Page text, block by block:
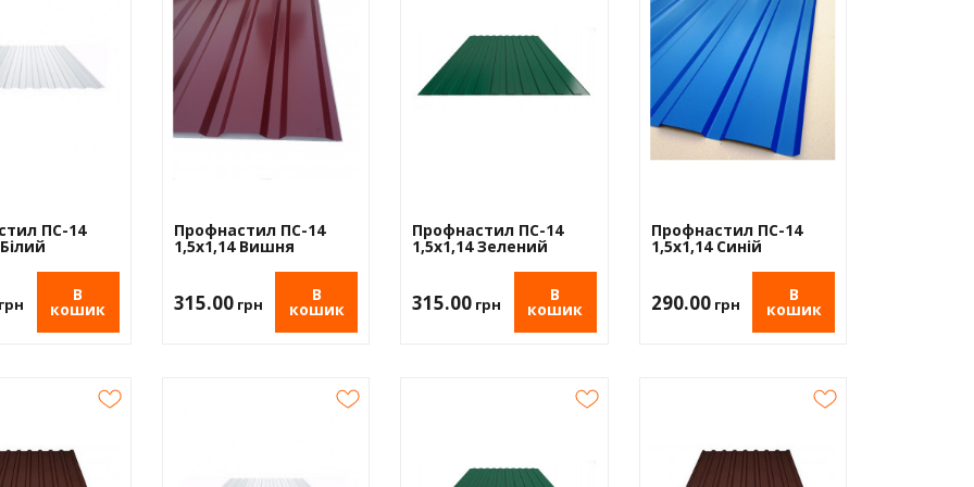
ПС-14
грн В
кошик
Профнастил ПС-14
1,5х1,14 Вишня
315.00грн В
кошик
Профнастил ПС-14
1,5х1,14 Зелений
315.00 грн В
кошик
Профнастил ПС-14
1,5х1,14 Синій
290.00грн В
кошик